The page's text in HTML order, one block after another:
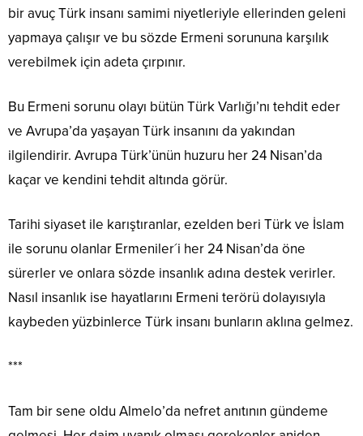
bir avuç Türk insanı samimi niyetleriyle ellerinden geleni
yapmaya çalışır ve bu sözde Ermeni sorununa karşılık
verebilmek için adeta çırpınır.
Bu Ermeni sorunu olayı bütün Türk Varlığı’nı tehdit eder
ve Avrupa’da yaşayan Türk insanını da yakından
ilgilendirir. Avrupa Türk’ünün huzuru her 24 Nisan’da
kaçar ve kendini tehdit altında görür.
Tarihi siyaset ile karıştıranlar, ezelden beri Türk ve İslam
ile sorunu olanlar Ermeniler´i her 24 Nisan’da öne
sürerler ve onlara sözde insanlık adına destek verirler.
Nasıl insanlık ise hayatlarını Ermeni terörü dolayısıyla
kaybeden yüzbinlerce Türk insanı bunların aklına gelmez.
***
Tam bir sene oldu Almelo’da nefret anıtının gündeme